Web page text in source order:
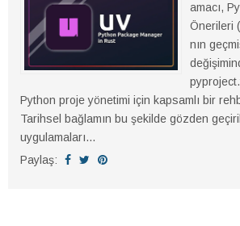
amacı,
Önerileri
nın
Python proje yönetimi için kapsamlı bir
Tarihsel bağlamın bu şekilde gözden
uygulamaları...
Paylaş: